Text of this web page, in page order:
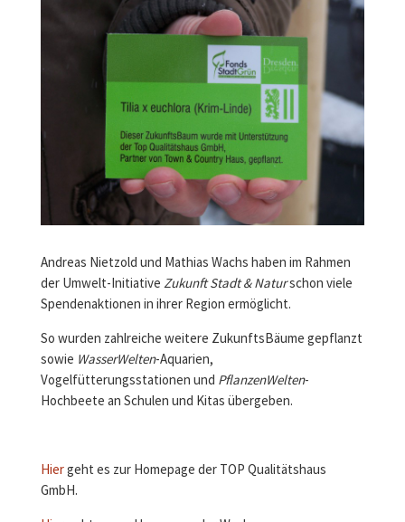
Andreas Nietzold und Mathias Wachs haben im Rahmen
der Umwelt-Initiative Zukunft Stadt & Naturschon viele
Spendenaktionen in ihrer Region ermöglicht.
So wurden zahlreiche weitere ZukunftsBäume gepflanzt
sowie WasserWelten-Aquarien,
Vogelfütterungsstationen und PflanzenWelten-
Hochbeete an Schulen und Kitas übergeben.
Hiergeht es zur Homepage der TOP Qualitätshaus
GmbH.